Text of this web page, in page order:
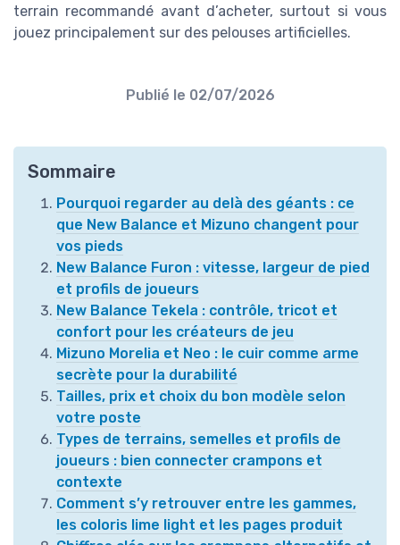
terrain recommandé avant d’acheter, surtout si vous
jouez principalement sur des pelouses artificielles.
Publié le 02/07/2026
Sommaire
Pourquoi regarder au delà des géants : ce
que New Balance et Mizuno changent pour
vos pieds
New Balance Furon : vitesse, largeur de pied
et profils de joueurs
New Balance Tekela : contrôle, tricot et
confort pour les créateurs de jeu
Mizuno Morelia et Neo : le cuir comme arme
secrète pour la durabilité
Tailles, prix et choix du bon modèle selon
votre poste
Types de terrains, semelles et profils de
joueurs : bien connecter crampons et
contexte
Comment s’y retrouver entre les gammes,
les coloris lime light et les pages produit